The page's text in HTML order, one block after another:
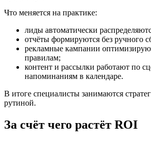
Что меняется на практике:
лиды автоматически
отчёты формируются без ручного
рекламные кампании
правилам;
контент и рассылки работают по
напоминаниям в календаре.
В итоге специалисты занимаются
рутиной.
За счёт чего растёт ROI